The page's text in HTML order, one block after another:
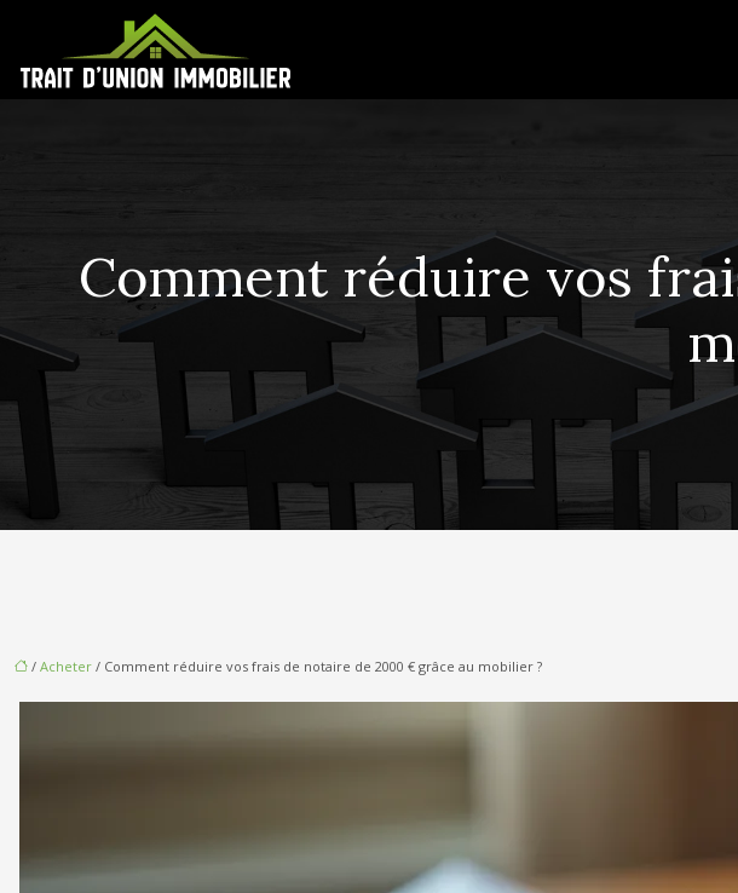
Comment réduire vos
/ Acheter / Comment réduire vos frais de notaire de 2000 € grâce au mobilier ?